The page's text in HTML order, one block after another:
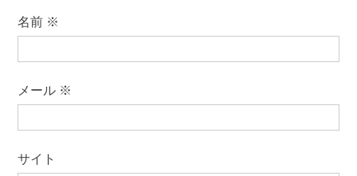
名前 ※
メール ※
サイト